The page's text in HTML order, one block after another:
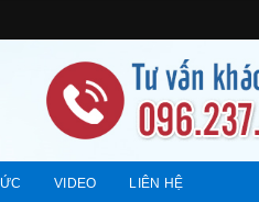
VIDEO LIÊN HỆ